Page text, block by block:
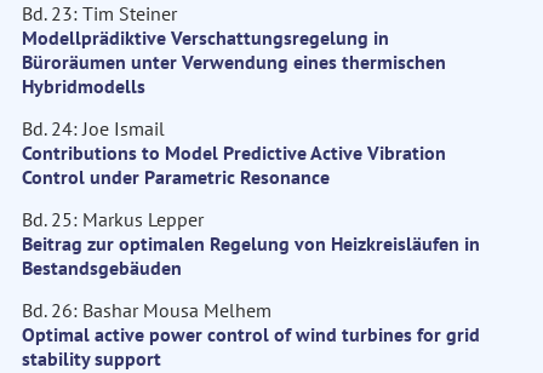
Bd. 23: Tim Steiner
Modellprädiktive Verschattungsregelung in
Büroräumen unter Verwendung eines thermischen
Hybridmodells
Bd. 24: Joe Ismail
Contributions to Model Predictive Active Vibration
Control under Parametric Resonance
Bd. 25: Markus Lepper
Beitrag zur optimalen Regelung von Heizkreisläufen in
Bestandsgebäuden
Bd. 26: Bashar Mousa Melhem
Optimal active power control of wind turbines for grid
stability support